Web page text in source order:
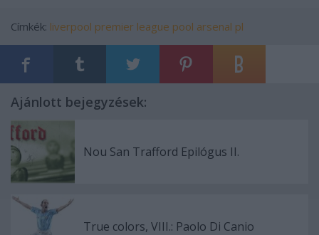
Címkék: liverpool premier league pool arsenal pl
Ajánlott bejegyzések:
Nou San Trafford Epilógus II.
True colors, VIII.: Paolo Di Canio